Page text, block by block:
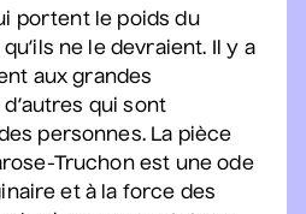
Céleste
ce qui brille
• 19 h 30
Momo
portent le poids du
ne le devraient. Il y a
aux grandes
qui sont
personnes. La pièce
Truchon est une ode
et à la force des